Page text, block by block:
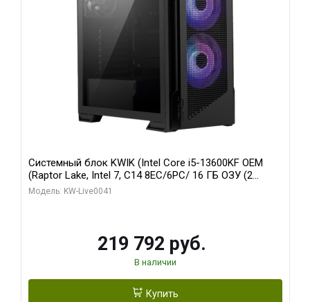
Системный блок KWIK (Intel Core i5-13600KF OEM
(Raptor Lake, Intel 7, C14 8EC/6PC/ 16 ГБ ОЗУ (2
модуля)/ Palit RTX5080 GAMINGPRO OC 16GB GDDR7
Модель: KW-Live0041
219 792 руб.
В наличии
Купить